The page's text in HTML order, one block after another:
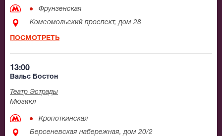
Фрунзенская
Комсомольский проспект, дом 28
ПОСМОТРЕТЬ
13:00
Вальс Бостон
Театр Эстрады
Мюзикл
Кропоткинская
Берсеневская набережная, дом 20/2